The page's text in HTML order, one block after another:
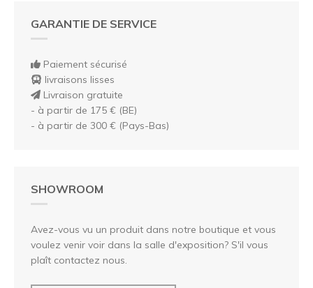
GARANTIE DE SERVICE
Paiement sécurisé
livraisons lisses
Livraison gratuite
- à partir de 175 € (BE)
- à partir de 300 € (Pays-Bas)
SHOWROOM
Avez-vous vu un produit dans notre boutique et vous
voulez venir voir dans la salle d'exposition? S'il vous
plaît contactez nous.